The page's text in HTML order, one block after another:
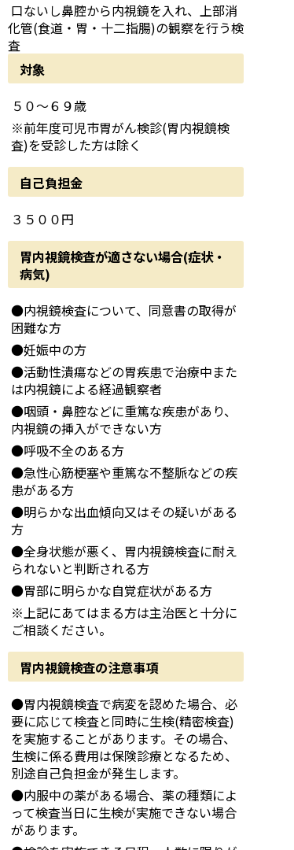
口ないし鼻腔から内視鏡を入れ、上部消
化管(食道・胃・十二指腸)の観察を行う検
査
対象
５０～６９歳
※前年度可児市胃がん検診(胃内視鏡検
査)を受診した方は除く
自己負担金
３５００円
胃内視鏡検査が適さない場合(症状・
病気)
●内視鏡検査について、同意書の取得が
困難な方
●妊娠中の方
●活動性潰瘍などの胃疾患で治療中また
は内視鏡による経過観察者
●咽頭・鼻腔などに重篤な疾患があり、
内視鏡の挿入ができない方
●呼吸不全のある方
●急性心筋梗塞や重篤な不整脈などの疾
患がある方
●明らかな出血傾向又はその疑いがある
方
●全身状態が悪く、胃内視鏡検査に耐え
られないと判断される方
●胃部に明らかな自覚症状がある方
※上記にあてはまる方は主治医と十分に
ご相談ください。
胃内視鏡検査の注意事項
●胃内視鏡検査で病変を認めた場合、必
要に応じて検査と同時に生検(精密検査)
を実施することがあります。その場合、
生検に係る費用は保険診療となるため、
別途自己負担金が発生します。
●内服中の薬がある場合、薬の種類によ
って検査当日に生検が実施できない場合
があります。